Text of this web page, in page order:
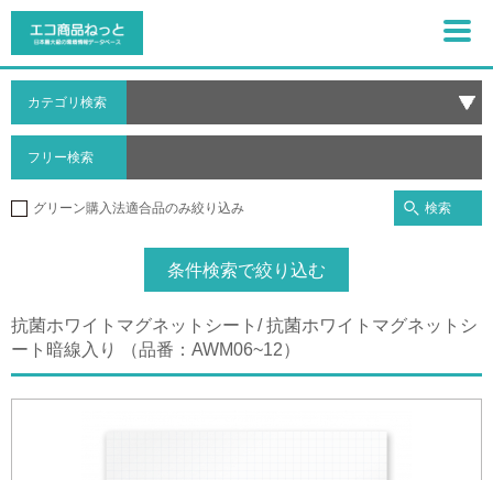
カテゴリ検索
フリー検索
グリーン購入法適合品のみ絞り込み 検索
条件検索で絞り込む
抗菌ホワイトマグネットシート/ 抗菌ホワイトマグネットシ
ート暗線入り （品番：AWM06~12）